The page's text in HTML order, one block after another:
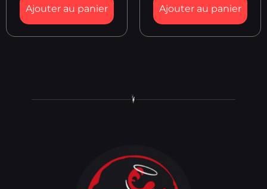
Ajouter au panier Ajouter au panier